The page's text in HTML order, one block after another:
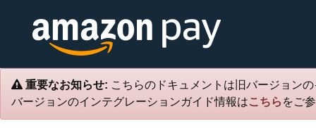
重要なお知らせ: こちらのドキュメントは旧バージョン
バージョンのインテグレーションガイド情報はこちら をご